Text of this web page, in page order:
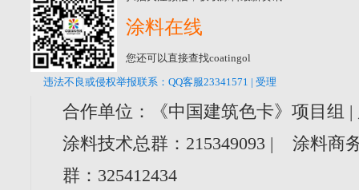
涂料在线
您还可以直接查找coatingol
违法不良或侵权举报联系：QQ客服23341571 | 受理
合作单位：《中国建筑色卡》项目组
涂料技术总群：215349093 | 涂料商
群：325412434